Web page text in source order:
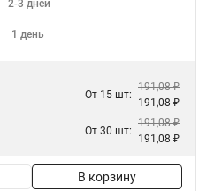
2-3 дней
1 день
От 15 шт:
191,08 ₽
191,08 ₽
От 30 шт:
191,08 ₽
191,08 ₽
В корзину